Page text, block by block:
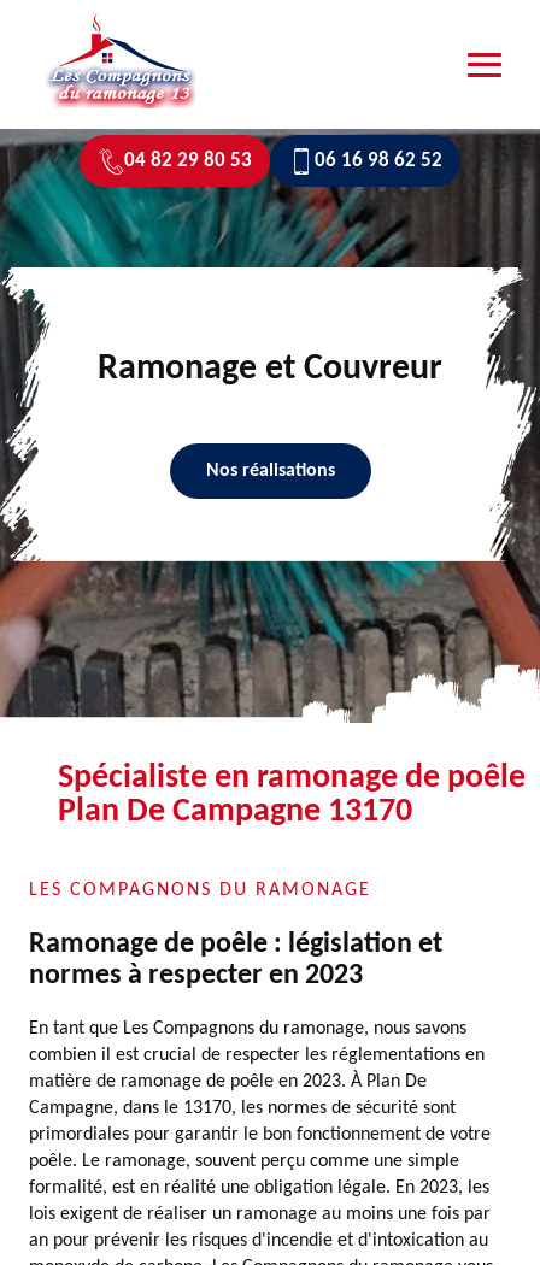
04 82 29 80 53 06 16 98 62 52
Ramonage et Couvreur
Nos réalisations
Spécialiste en ramonage de poêle
Plan De Campagne 13170
LES COMPAGNONS DU RAMONAGE
Ramonage de poêle : législation et
normes à respecter en 2023
En tant que Les Compagnons du ramonage, nous savons
combien il est crucial de respecter les réglementations en
matière de ramonage de poêle en 2023. À Plan De
Campagne, dans le 13170, les normes de sécurité sont
primordiales pour garantir le bon fonctionnement de votre
poêle. Le ramonage, souvent perçu comme une simple
formalité, est en réalité une obligation légale. En 2023, les
lois exigent de réaliser un ramonage au moins une fois par
an pour prévenir les risques d'incendie et d'intoxication au